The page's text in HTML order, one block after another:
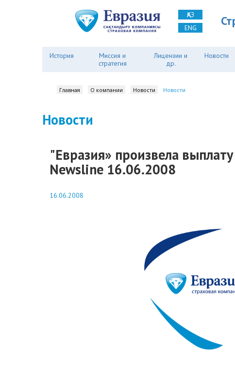
ҚАЗ
ENG
История
Миссия и
стратегия
Лицензии и
др.
Новости
Главная О компании Новости Новости
Новости
"Евразия» произвела
Newsline 16.06.2008
16.06.2008